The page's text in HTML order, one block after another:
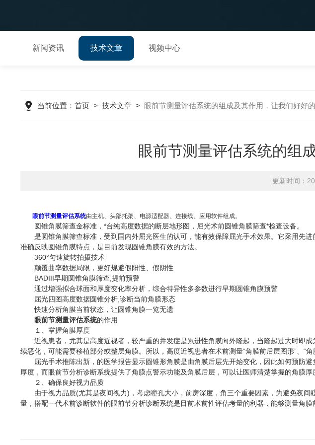
新闻资讯 技术文章 视频中心
当前位置： 首页> 技术文章> 眼前节测量评估系统的组成及其作用，让我们好好
眼前节测量评估系统的组
更新时间：
眼前节测量评估系统由主机、头部托架、电源适配器、连接线、应用软件组成。
圆锥角膜筛查金标准，*台纯高度数据的断层地形图，屈光术前圆锥角膜筛查*检查设备。
是圆锥角膜筛查标准，受到国内外屈光医生的认可，能有效保障屈光手术效果。它采用先
准确反映圆锥角膜特点，是目前发现圆锥角膜有效的方法。
360°匀速旋转拍摄技术
颠覆曲率数据局限，更好规避假阳性、假阴性
BADIII早期圆锥角膜筛查,提前预警
通过增强拟合球面和厚度变化率分析，综合特异性多参数进行早期圆锥角膜预警
屈光四图高度数据圆锥分析,诊断当前角膜形态
快速分析角膜当前状态，让圆锥角膜一览无遗
眼前节测量评估系统的作用
１、掌握角膜厚度
近视患者，尤其是高度近视者，较严重的并发症是累进性角膜向外隆起，当隆起过大时即
续恶化，可能需要移植部分或整层角膜。所以，高度近视患者在术前测量“角膜前后层图形”、“
屈光手术推陈出新，的医学报告显示圆锥形角膜是由角膜后层先开始变化，因此如何预防
厚度，而眼前节分析诊断系统提供了角膜点警示功能及角膜后层，可以让医师清楚掌握的角膜厚
２、确保良好视力品质
由于视力品质(尤其是夜间视力)，考虑瞳孔大小，前房深度，角三个重要因素，为避免夜间
量，搭配一代术前诊断软件的眼前节分析诊断系统是目前术前性评估考量的利器，能够测量角